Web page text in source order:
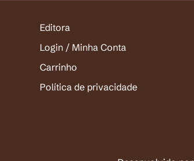
Editora
Login / Minha Conta
Carrinho
Política de privacidade